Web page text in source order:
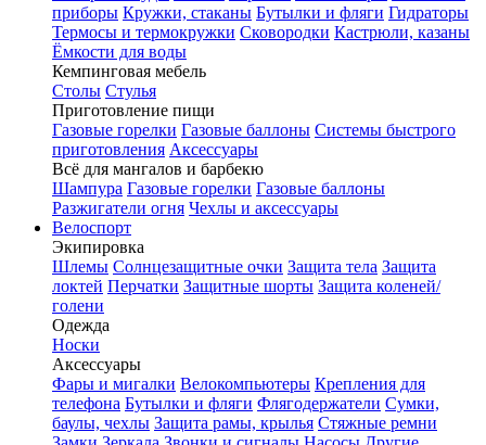
приборы Кружки, стаканы Бутылки и фляги Гидраторы
Термосы и термокружки Сковородки Кастрюли, казаны
Ёмкости для воды
Кемпинговая мебель
Столы Стулья
Приготовление пищи
Газовые горелки Газовые баллоны Системы быстрого
приготовления Аксессуары
Всё для мангалов и барбекю
Шампура Газовые горелки Газовые баллоны
Разжигатели огня Чехлы и аксессуары
Велоспорт
Экипировка
Шлемы Солнцезащитные очки Защита тела Защита
локтей Перчатки Защитные шорты Защита коленей/
голени
Одежда
Носки
Аксессуары
Фары и мигалки Велокомпьютеры Крепления для
телефона Бутылки и фляги Флягодержатели Сумки,
баулы, чехлы Защита рамы, крылья Стяжные ремни